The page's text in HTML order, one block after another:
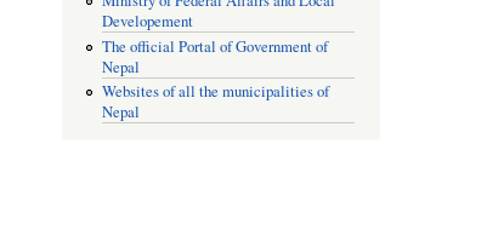
Developement
The official Portal of Government of
Nepal
Websites of all the municipalities of
Nepal